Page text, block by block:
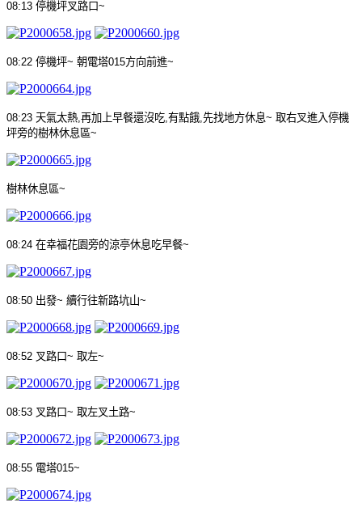
08:13 停機坪叉路口~
08:22 停機坪~ 朝電塔015方向前進~
08:23 天氣太熱 再加上早餐還沒吃 有點餓 先找地方休息~ 取右叉進入停機
坪旁的樹林休息區~
樹林休息區~
08:24 在幸福花園旁的涼亭休息吃早餐~
08:50 出發~ 續行往新路坑山~
08:52 叉路口~ 取左~
08:53 叉路口~ 取左叉土路~
08:55 電塔015~